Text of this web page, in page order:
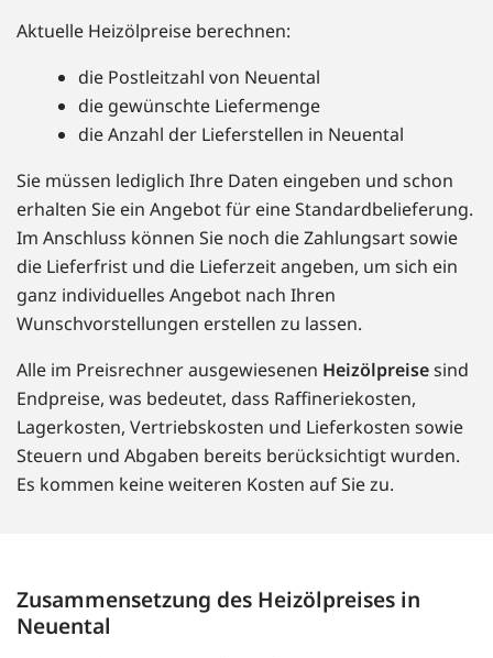
Aktuelle Heizölpreise berechnen:
die Postleitzahl von Neuental
die gewünschte Liefermenge
die Anzahl der Lieferstellen in Neuental
Sie müssen lediglich Ihre Daten eingeben und schon
erhalten Sie ein Angebot für eine Standardbelieferung.
Im Anschluss können Sie noch die Zahlungsart sowie
die Lieferfrist und die Lieferzeit angeben, um sich ein
ganz individuelles Angebot nach Ihren
Wunschvorstellungen erstellen zu lassen.
Alle im Preisrechner ausgewiesenen Heizölpreisesind
Endpreise, was bedeutet, dass Raffineriekosten,
Lagerkosten, Vertriebskosten und Lieferkosten sowie
Steuern und Abgaben bereits berücksichtigt wurden.
Es kommen keine weiteren Kosten auf Sie zu.
Zusammensetzung des Heizölpreises in
Neuental